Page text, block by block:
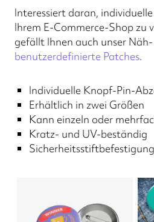
Interessiert daran,
Ihrem E-Commerce-Shop zu
gefällt Ihnen auch unser
benutzerdefinierte Patches.
Individuelle Knopf-Pin-
Erhältlich in zwei Größen
Kann einzeln oder
Kratz- und UV-beständig
Sicherheitsstiftbefestigung